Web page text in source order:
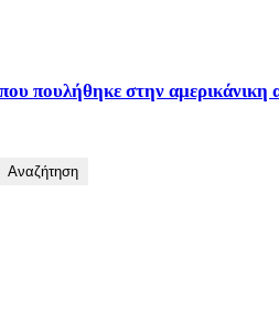
πουλήθηκε στην αμερικάνικη
Αναζήτηση